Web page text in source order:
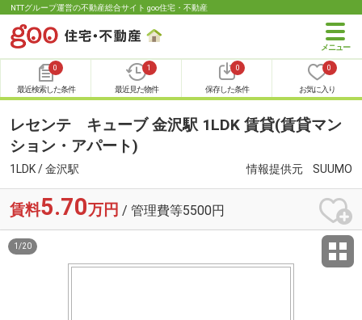
NTTグループ運営の不動産総合サイト goo住宅・不動産
0
最近検索した条件
1
最近見た物件
0
保存した条件
0
お気に入り
レセンテ キューブ 金沢駅 1LDK 賃貸(賃貸マン
ション・アパート)
1LDK / 金沢駅 情報提供元 SUUMO
賃料5.70万円 / 管理費等5500円
1 /20